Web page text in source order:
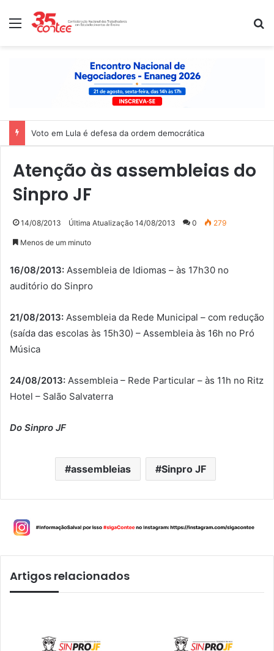
Menu
Voto em Lula é defesa da ordem democrática
Atenção às assembleias do
Sinpro JF
14/08/2013 Última Atualização 14/08/2013 0 279
Menos de um minuto
16/08/2013: Assembleia de Idiomas – às 17h30 no
auditório do Sinpro
21/08/2013: Assembleia da Rede Municipal – com redução
(saída das escolas às 15h30) – Assembleia às 16h no Pró
Música
24/08/2013: Assembleia – Rede Particular – às 11h no Ritz
Hotel – Salão Salvaterra
Do Sinpro JF
assembleias Sinpro JF
Artigos relacionados